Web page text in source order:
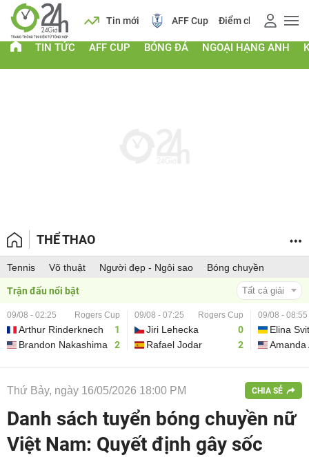
Lịch Tin mới AFF Cup Điểm chuẩn 2026
TIN TỨC AFF CUP BÓNG ĐÁ NGOẠI HẠNG ANH
THỂ THAO
Tennis Võ thuật Người đẹp - Ngôi sao Bóng chuyền
Trận đấu nổi bật Tất cả giải
09/08 - 02:25 Rogers Cup
Arthur Rinderknech
1
Brandon Nakashima
2
09/08 - 07:25 Rogers Cup
Jiri Lehecka
0
Rafael Jodar
2
09/08 - 08:55
Elina
Amanda
Thứ Bảy, ngày 16/05/2026 18:00 PM CHIA SẺ
Danh sách tuyển bóng chuyền nữ
Việt Nam: Quyết định gây sốc